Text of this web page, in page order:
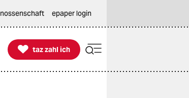
epaper login

taz zahl ich
taz zahl ich